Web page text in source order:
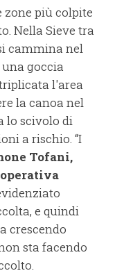
zone più colpite
Nella Sieve tra
cammina nel
goccia
l'area
la canoa nel
lo scivolo di
a rischio. “I
Tofani,
e quindi
crescendo
sta facendo